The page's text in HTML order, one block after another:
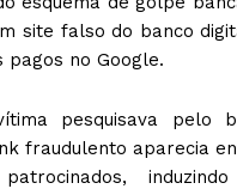
site falso do banco
pagos no Google.
pesquisava pelo
fraudulento aparecia
patrocinados,